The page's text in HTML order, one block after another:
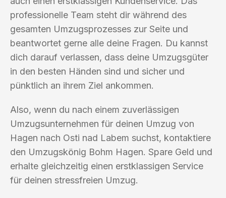
professionelle Team steht dir während des
gesamten Umzugsprozesses zur Seite und
beantwortet gerne alle deine Fragen. Du kannst
dich darauf verlassen, dass deine Umzugsgüter
in den besten Händen sind und sicher und
pünktlich an ihrem Ziel ankommen.
Also, wenn du nach einem zuverlässigen
Umzugsunternehmen für deinen Umzug von
Hagen nach Osti nad Labem suchst, kontaktiere
den Umzugskönig Bohm Hagen. Spare Geld und
erhalte gleichzeitig einen erstklassigen Service
für deinen stressfreien Umzug.